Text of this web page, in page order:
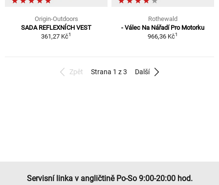
Origin-Outdoors
SADA REFLEXNÍCH VEST
361,27 Kč1
Rothewald
- Válec Na Nářadí Pro Motorku
966,36 Kč1
Zpět Strana 1 z 3 Další
Servisní linka v angličtině Po-So 9:00-20:00 hod.